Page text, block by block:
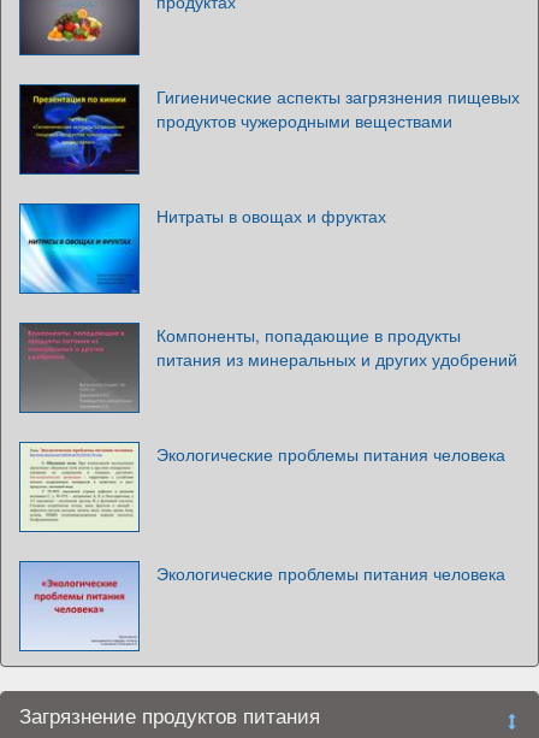
Гигиенические аспекты загрязнения пищевых
продуктов чужеродными веществами
Нитраты в овощах и фруктах
Компоненты, попадающие в продукты
питания из минеральных и других удобрений
Экологические проблемы питания человека
Экологические проблемы питания человека
Загрязнение продуктов питания